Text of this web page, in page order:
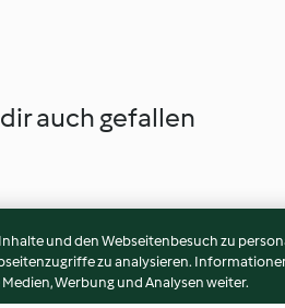
auch gefallen
und den Webseitenbesuch zu
zu analysieren.
Werbung und Analysen weiter.